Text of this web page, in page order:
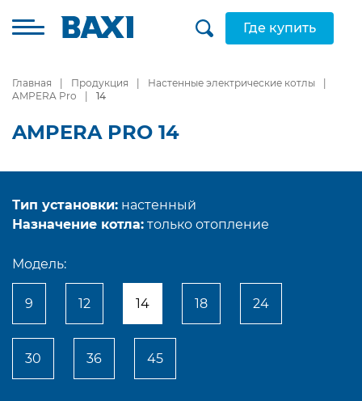
Где купить
Главная Продукция
Настенные электрические котлы
AMPERA Pro
14
AMPERA PRO 14
Тип установки: настенный
Назначение котла: только отопление
Модель:
9 12 14 18 24
30 36 45